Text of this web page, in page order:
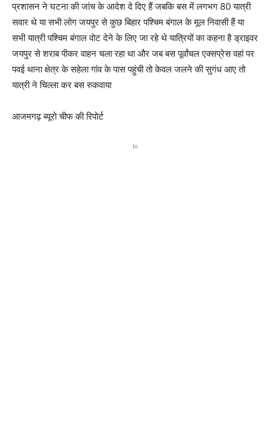
प्रशासन ने घटना की जांच के आदेश दे दिए हैं जबकि बस में लगभग 80 यात्री
सवार थे या सभी लोग जयपुर से कुछ बिहार पश्चिम बंगाल के मूल निवासी हैं या
सभी यात्री पश्चिम बंगाल वोट देने के लिए जा रहे थे यात्रियों का कहना है ड्राइवर
जयपुर से शराब पीकर वाहन चला रहा था और जब बस पूर्वांचल एक्सप्रेस वहां पर
पवई थाना क्षेत्र के सहेला गांव के पास पहुंची तो केवल जलने की सुगंध आए तो
यात्री ने चिल्ला कर बस रुकवाया
आजमगढ़ ब्यूरो चीफ की रिपोर्ट
In